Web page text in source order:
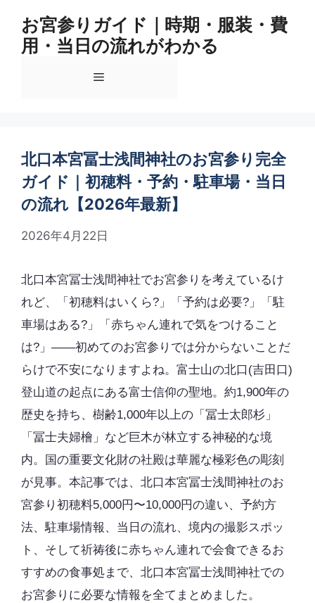
お宮参りガイド｜時期・服装・費
用・当日の流れがわかる
メ
ュ
ー
北口本宮冨士浅間神社のお宮参り完全
ガイド｜初穂料・予約・駐車場・当日
の流れ【2026年最新】
2026年4月22日
北口本宮冨士浅間神社でお宮参りを考えているけ
れど、「初穂料はいくら?」「予約は必要?」「駐
車場はある?」「赤ちゃん連れで気をつけること
は?」――初めてのお宮参りでは分からないことだ
らけで不安になりますよね。富士山の北口(吉田口)
登山道の起点にある富士信仰の聖地。約1,900年の
歴史を持ち、樹齢1,000年以上の「冨士太郎杉」
「冨士夫婦檜」など巨木が林立する神秘的な境
内。国の重要文化財の社殿は華麗な極彩色の彫刻
が見事。本記事では、北口本宮冨士浅間神社のお
宮参り初穂料5,000円〜10,000円の違い、予約方
法、駐車場情報、当日の流れ、境内の撮影スポッ
ト、そして祈祷後に赤ちゃん連れで会食できるお
すすめの食事処まで、北口本宮冨士浅間神社での
お宮参りに必要な情報を全てまとめました。